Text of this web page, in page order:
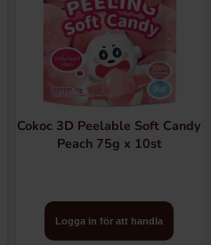
Cokoc 3D Peelable Soft Candy
Peach 75g x 10st
Logga in för att handla